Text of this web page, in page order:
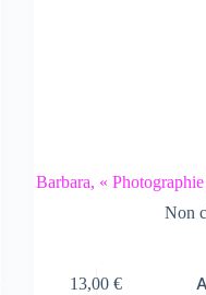
Barbara, «
Non
13,00€